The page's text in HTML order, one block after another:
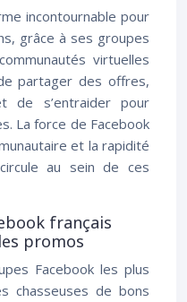
incontournable pour
grâce à ses groupes
virtuelles
partager des offres,
de s’entraider pour
La force de Facebook
et la rapidité
au sein de ces
français
promos
Facebook les plus
chasseuses de bons